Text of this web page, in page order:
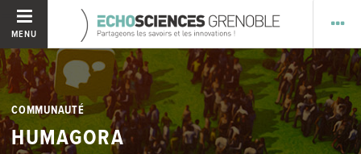
MENU
COMMUNAUTÉ
HUMAGORA